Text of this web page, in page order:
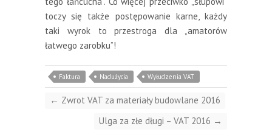
toczy się także postępowanie karne, każdy
taki wyrok to przestroga dla „amatorów
łatwego zarobku”!
Faktura Nadużycia Wyłudzenia VAT
← Zwrot VAT za materiały budowlane 2016
Ulga za złe długi – VAT 2016 →